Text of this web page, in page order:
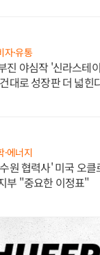
자·유통
진 야심작 '신라스테
대로 성장판 더 넓힌
·에너지
원 협력사' 미국 오
부 "중요한 이정표"